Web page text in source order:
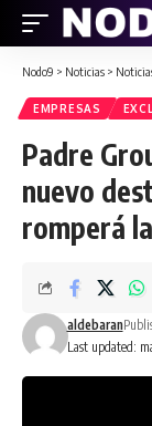
Nodo9 > Noticias >
EMPRESAS
Padre
nuevo
romperá
Last updated:
aldebaran